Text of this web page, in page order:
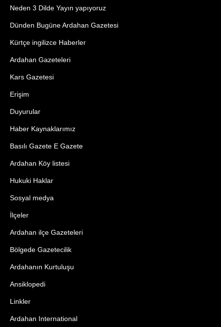
Neden 3 Dilde Yayın yapıyoruz
Dünden Bugüne Ardahan Gazetesi
Kürtçe ingilizce Haberler
Ardahan Gazeteleri
Kars Gazetesi
Erişim
Duyurular
Haber Kaynaklarımız
Basılı Gazete E Gazete
Ardahan Köy listesi
Hukuki Haklar
Sosyal medya
İlçeler
Ardahan ilçe Gazeteleri
Bölgede Gazetecilik
Ardahanın Kurtuluşu
Ansiklopedi
Linkler
Ardahan International